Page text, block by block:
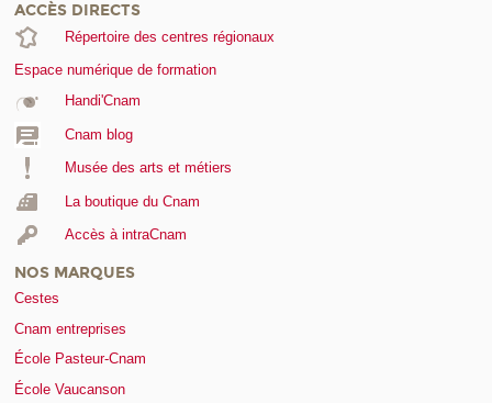
ACCÈS DIRECTS
Répertoire des centres régionaux
Espace numérique de formation
Handi'Cnam
Cnam blog
Musée des arts et métiers
La boutique du Cnam
Accès à intraCnam
NOS MARQUES
Cestes
Cnam entreprises
École Pasteur-Cnam
École Vaucanson